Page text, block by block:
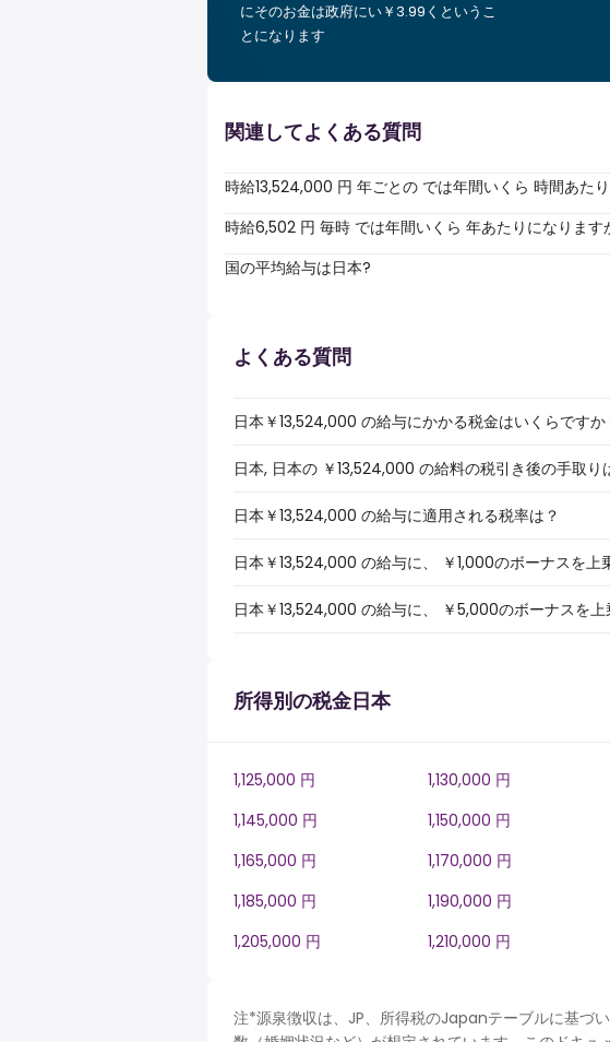
にそのお金は政府にい￥3.99くというこ
とになります
関連してよくある質問
時給13,524,000 円 年ごとの では年間いくら 時間あた
時給6,502 円 毎時 では年間いくら 年あたりになります
国の平均給与は日本?
よくある質問
日本￥13,524,000 の給与にかかる税金はいくらですか
日本, 日本の ￥13,524,000 の給料の税引き後の手取り
日本￥13,524,000 の給与に適用される税率は？
日本￥13,524,000 の給与に、 ￥1,000のボーナスを
日本￥13,524,000 の給与に、 ￥5,000のボーナスを
所得別の税金日本
1,125,000 円 1,130,000 円
1,145,000 円
1,150,000 円
1,165,000 円
1,170,000 円
1,185,000 円
1,190,000 円
1,205,000 円
1,210,000 円
注*源泉徴収は、JP、所得税のJapanテーブルに基づ